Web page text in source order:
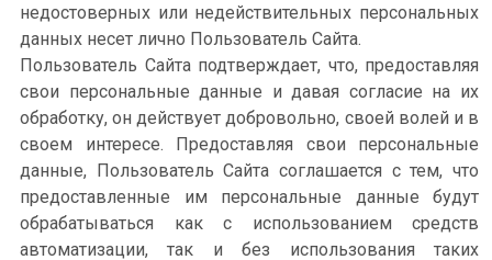
недостоверных или недействительных персональных
данных несет лично Пользователь Сайта.
Пользователь Сайта подтверждает, что, предоставляя
свои персональные данные и давая согласие на их
обработку, он действует добровольно, своей волей и в
своем интересе. Предоставляя свои персональные
данные, Пользователь Сайта соглашается с тем, что
предоставленные им персональные данные будут
обрабатываться как с использованием средств
автоматизации, так и без использования таких